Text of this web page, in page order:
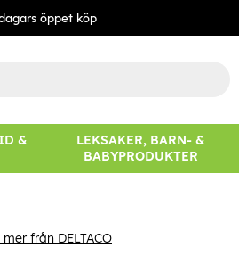
öppet köp
&
LEKSAKER, BARN- &
BABYPRODUKTER
mer från DELTACO